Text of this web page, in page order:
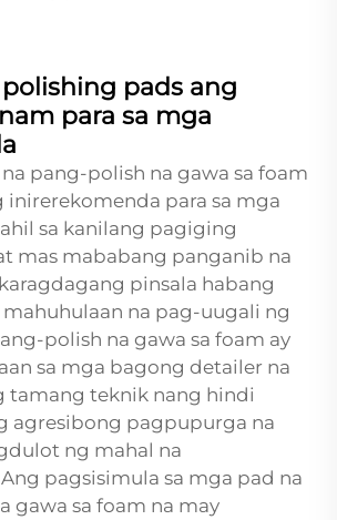
pads ang
para sa mga
pang-polish na gawa sa foam
inirerekomenda para sa mga
sa kanilang pagiging
mas mababang panganib na
pinsala habang
na pag-uugali ng
polish na gawa sa foam ay
sa mga bagong detailer na
tamang teknik nang hindi
agresibong pagpupurga na
ng mahal na
pagsisimula sa mga pad na
gawa sa foam na may